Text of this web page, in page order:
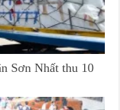
Sơn Nhất thu 10